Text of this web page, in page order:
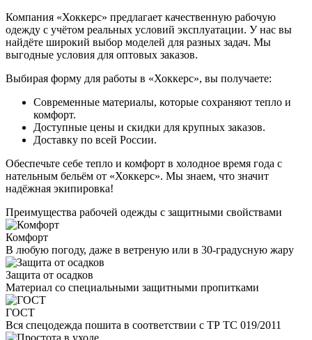
Компания «Хоккерс» предлагает качественную рабочую
одежду с учётом реальных условий эксплуатации. У нас вы
найдёте широкий выбор моделей для разных задач. Мы
выгодные условия для оптовых заказов.
Выбирая форму для работы в «Хоккерс», вы получаете:
Современные материалы, которые сохраняют тепло и
комфорт.
Доступные цены и скидки для крупных заказов.
Доставку по всей России.
Обеспечьте себе тепло и комфорт в холодное время года с
нательным бельём от «Хоккерс». Мы знаем, что значит
надёжная экипировка!
Преимущества рабочей одежды с защитными свойствами
Комфорт
В любую погоду, даже в ветреную или в 30-градусную жару
Защита от осадков
Материал со специальными защитными пропитками
ГОСТ
Вся спецодежда пошита в соответствии с ТР ТС 019/2011